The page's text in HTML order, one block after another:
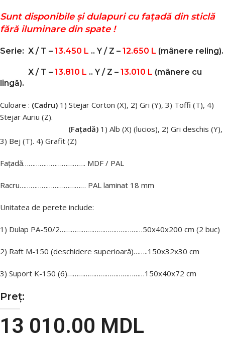
Sunt disponibile și dulapuri cu fațadă din sticlă
fără iluminare din spate !
Serie: X / T – 13.450 L .. Y / Z – 12.650 L (mânere reling).
X / T – 13.810 L .. Y / Z – 13.010 L (mânere cu
lingă).
Culoare : (Cadru) 1) Stejar Corton (X), 2) Gri (Y), 3) Toffi (T), 4)
Stejar Auriu (Z).
(Fațadă) 1) Alb (X) (lucios), 2) Gri deschis (Y),
3) Bej (T). 4) Grafit (Z)
Fațadă……………………………. MDF / PAL
Racru……………………………… PAL laminat 18 mm
Unitatea de perete include:
1) Dulap PA-50/2………………………………………50x40x200 cm (2 buc)
2) Raft M-150 (deschidere superioară)……..150x32x30 cm
3) Suport K-150 (6)……………………………………150x40x72 cm
Preț:
13 010.00 MDL